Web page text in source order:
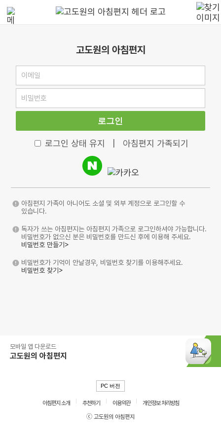
고도원의 아침편지
로그인
로그인 상태 유지 아침편지 가족되기
아침편지 가족이 아니어도 소셜 및 외부 계정으로 로그인할 수
있습니다.
독자가 쓰는 아침편지는 아침편지 가족으로 로그인하셔야 가능합니다.
비밀번호가 없으신 분은 비밀번호를 만드신 후에 이용해 주세요.
비밀번호 만들기>
비밀번호가 기억이 안날경우, 비밀번호 찾기를 이용해주세요.
비밀번호 찾기>
모바일 앱 다운로드
고도원의 아침편지
PC 버전
아침편지 소개 추천하기 이용약관
개인정보 처리방침
ⓒ 고도원의 아침편지